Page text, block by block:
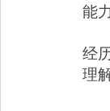
能
经
理